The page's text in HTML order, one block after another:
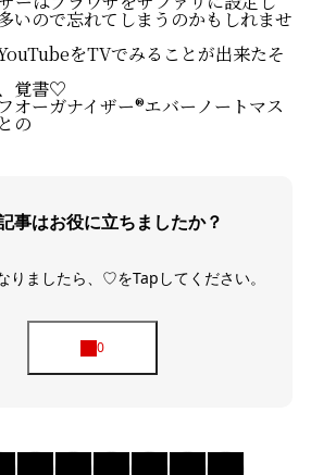
いので忘れてしまうのかもしれませ
をTVでみることが出来たそ
覚書♡
オーガナイザー®️エバーノートマス
の
事はお役に立ちましたか？
りましたら、♡をTapしてください。